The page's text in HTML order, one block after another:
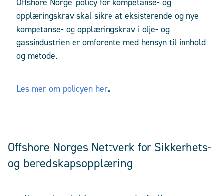
Offshore Norge' policy for kompetanse- og
opplæringskrav skal sikre at eksisterende og nye
kompetanse- og opplæringskrav i olje- og
gassindustrien er omforente med hensyn til innhold
og metode.
Les mer om policyen her.
Offshore Norges Nettverk for Sikkerhets-
og beredskapsopplæring